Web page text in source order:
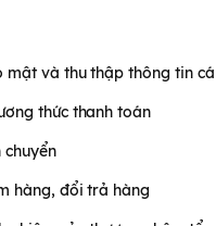
mật và thu thập thông tin
thức thanh toán
chuyển
hàng, đổi trả hàng